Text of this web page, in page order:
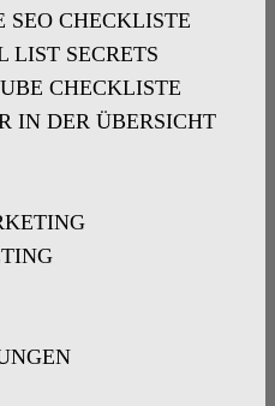
SEO CHECKLISTE
LIST SECRETS
CHECKLISTE
IN DER ÜBERSICHT